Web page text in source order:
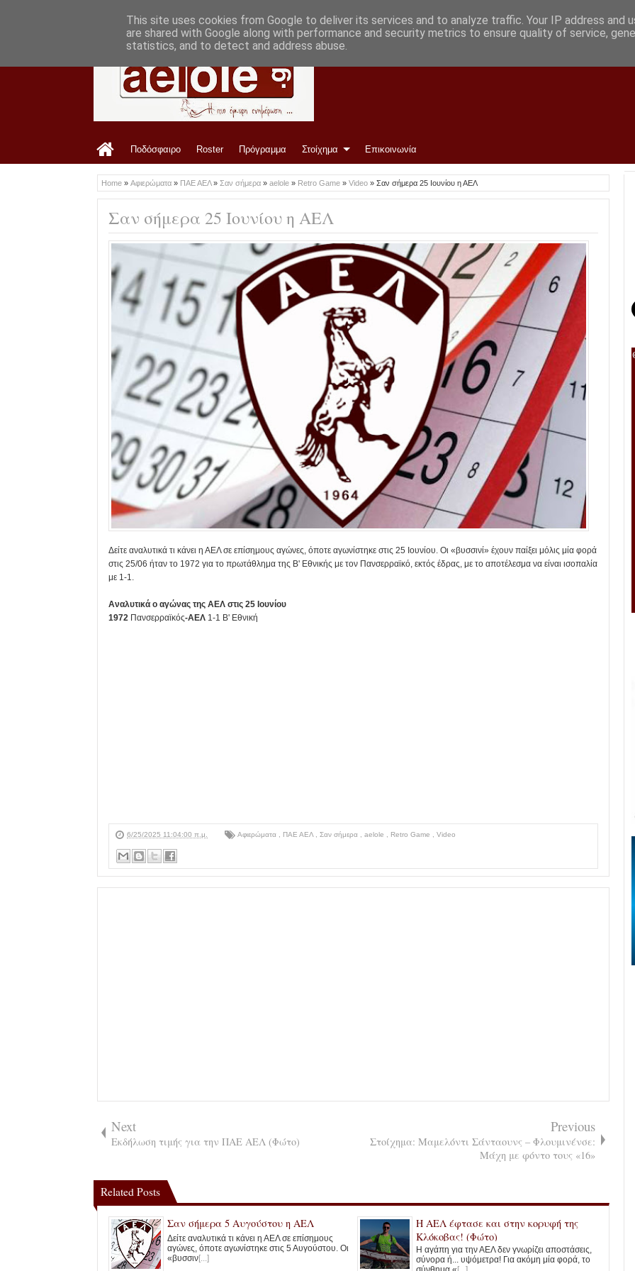
Ποδόσφαιρο Roster Πρόγραμμα Στοίχημα Επικοινωνία
Home » Αφιερώματα » ΠΑΕ ΑΕΛ» Σαν σήμερα » aelole » Retro Game » Video » Σαν σήμερα 25 Ιουνίου η ΑΕΛ
Σαν σήμερα 25 Ιουνίου η ΑΕΛ
Δείτε αναλυτικά τι κάνει η ΑΕΛ σε επίσημους αγώνες, όποτε αγωνίστηκε στις 25 Ιουνίου. Οι «βυσσινί» έχουν παίξει μόλις μία φορά
στις 25/06 ήταν το 1972 για το πρωτάθλημα της Β' Εθνικής με τον Πανσερραϊκό, εκτός έδρας, με το αποτέλεσμα να είναι ισοπαλία
με 1-1.
Αναλυτικά ο αγώνας της ΑΕΛ στις 25 Ιουνίου
1972 Πανσερραϊκός-ΑΕΛ 1-1 Β' Εθνική
6/25/2025 11:04:00 π.μ. Αφιερώματα ΠΑΕ ΑΕΛ Σαν σήμερα aelole Retro Game Video
Next
Εκδήλωση τιμής για την ΠΑΕ ΑΕΛ (Φώτο)
Previous
Στοίχημα: Μαμελόντι Σάνταουνς – Φλουμινένσε:
Μάχη με φόντο τους «16»
Related Posts
Σαν σήμερα 5 Αυγούστου η ΑΕΛ
Δείτε αναλυτικά τι κάνει η ΑΕΛ σε επίσημους
αγώνες, όποτε αγωνίστηκε στις 5 Αυγούστου. Οι
«βυσσιν[...]
Η ΑΕΛ έφτασε και στην κορυφή της
Κλόκοβας! (Φώτο)
Η αγάπη για την ΑΕΛ δεν γνωρίζει αποστάσεις,
σύνορα ή... υψόμετρα! Για ακόμη μία φορά, το
This site uses cookies from Google to deliver its services and to analyze traffic. Your IP address and
are shared with Google along with performance and security metrics to ensure quality of service,
statistics, and to detect and address abuse.